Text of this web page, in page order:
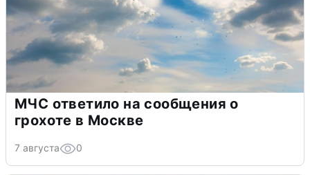
МЧС ответило на сообщения о
грохоте в Москве
7 августа 0